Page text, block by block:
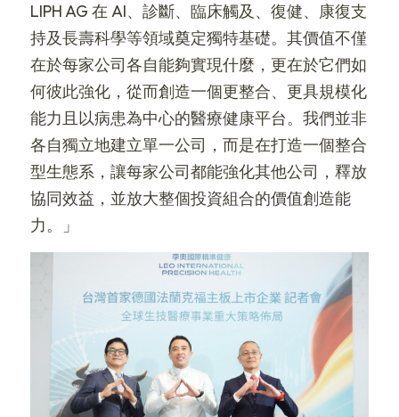
LIPH AG 在 AI、診斷、臨床觸及、復健、康復支
持及長壽科學等領域奠定獨特基礎。其價值不僅
在於每家公司各自能夠實現什麼，更在於它們如
何彼此強化，從而創造一個更整合、更具規模化
能力且以病患為中心的醫療健康平台。我們並非
各自獨立地建立單一公司，而是在打造一個整合
型生態系，讓每家公司都能強化其他公司，釋放
協同效益，並放大整個投資組合的價值創造能
力。」